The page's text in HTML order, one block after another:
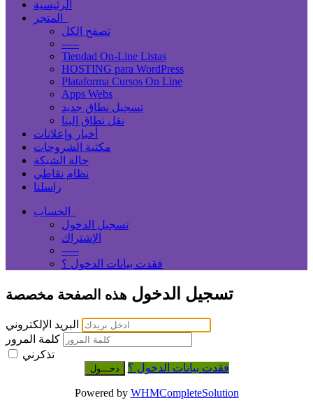
الرئيسية
تصفح الكل
-----
Tiendad On-Line Listas
HOSTING para WordPress
Plataforma Cursos On Line
Apps Webs
تسجيل نطاق جديد
نقل نطاق إلينا
أخبار وإعلانات
مكتبة الشروحات
حالة الشبكة
نظام نقاطي
راسلنا
تسجيل الدخول
الإشتراك
-----
فقدت بيانات الدخول ؟
تسجيل الدخول هذه الصفحة مخصصة
البريد الإلكتروني
كلمة المرور
تذكرني
فقدت بيانات الدخول ؟
Powered by WHMCompleteSolution